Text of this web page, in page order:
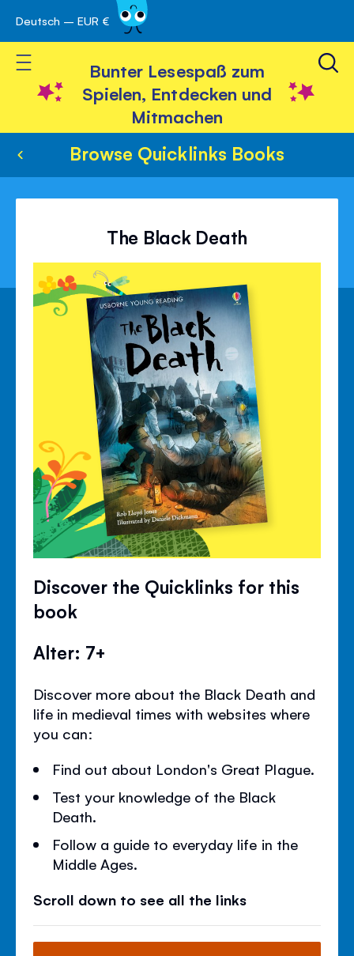
Skip
to
Content
Deutsch – EUR €
Toggle Nav
Bunter Lesespaß zum
Spielen, Entdecken und
Mitmachen
Browse Quicklinks Books
The Black Death
Discover the Quicklinks for this
book
Alter: 7+
Discover more about the Black Death and
life in medieval times with websites where
you can:
Find out about London's Great Plague.
Test your knowledge of the Black
Death.
Follow a guide to everyday life in the
Middle Ages.
Scroll down to see all the links